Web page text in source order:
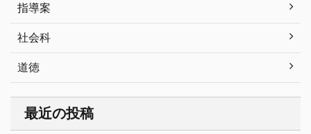
指導案
社会科
道徳
最近の投稿